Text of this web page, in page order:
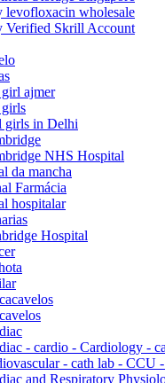
levofloxacin wholesale
Verified Skrill Account
ajmer
girls in Delhi
NHS Hospital
da mancha
Farmácia
hospitalar
Hospital
- cardio - Cardiology -
- cath lab - CCU
and Respiratory